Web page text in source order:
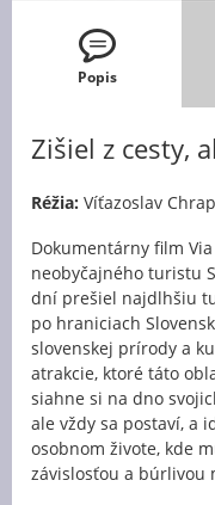
Popis
Zišiel z cesty,
Réžia: Víťazoslav
Dokumentárny film
neobyčajného turistu
dní prešiel najdlhšiu
po hraniciach
slovenskej prírody a
atrakcie, ktoré táto
siahne si na dno
ale vždy sa postaví, a
osobnom živote, kde
závislosťou a búrlivou